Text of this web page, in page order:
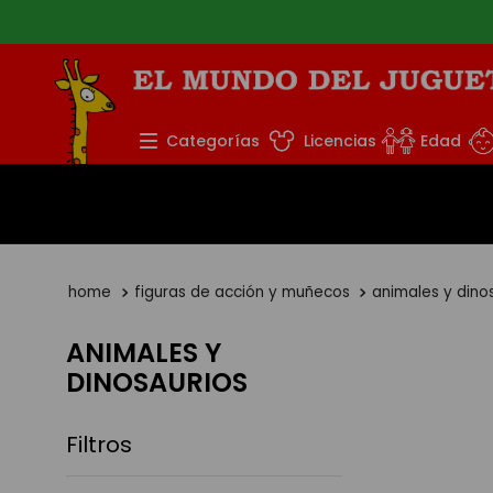
Categorías Licencias Edad
figuras de acción y muñecos animales y
ANIMALES Y
DINOSAURIOS
Filtros
TÉRMINOS MÁS
1.
rompecabezas
3.
peluche
monopatin